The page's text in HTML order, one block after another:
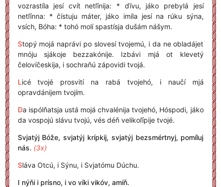
vozrastíla jesí cvít netľínija: * ďívu, jáko prebylá jesí
netľínna: * čístuju máter, jáko imíla jesí na rúku sýna,
vsích, Bóha: * tohó molí spastísja dušám nášym.
Stopý mojá naprávi po slovesí tvojemú, i da ne obladájet
mnóju sjákoje bezzakónije. Izbávi mjá ot klevetý
čelovíčeskija, i sochraňú zápovidi tvojá.
Licé tvojé prosvití na rabá tvojehó, i naučí mjá
opravdánijem tvojím.
Da ispólňatsja ustá mojá chvalénija tvojehó, Hóspodi, jáko
da vospojú slávu tvojú, vés déň velikoľípije tvojé.
Svjatýj Bóže, svjatýj krípkij, svjatýj bezsmértnyj, pomíluj
nás. (3x)
Sláva Otcú, i Sýnu, i Svjatómu Dúchu.
I nýňi i prísno, i vo víki vikóv, amíň.